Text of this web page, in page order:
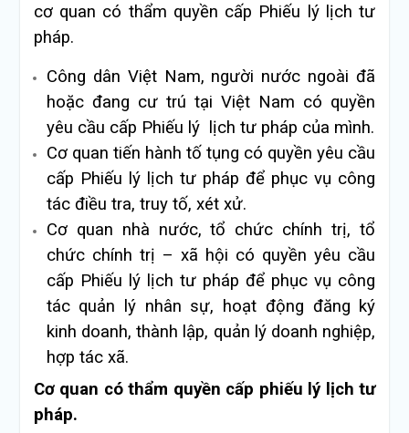
cơ quan có thẩm quyền cấp Phiếu lý lịch tư
pháp.
Công dân Việt Nam, người nước ngoài đã
hoặc đang cư trú tại Việt Nam có quyền
yêu cầu cấp Phiếu lý lịch tư pháp của mình.
Cơ quan tiến hành tố tụng có quyền yêu cầu
cấp Phiếu lý lịch tư pháp để phục vụ công
tác điều tra, truy tố, xét xử.
Cơ quan nhà nước, tổ chức chính trị, tổ
chức chính trị – xã hội có quyền yêu cầu
cấp Phiếu lý lịch tư pháp để phục vụ công
tác quản lý nhân sự, hoạt động đăng ký
kinh doanh, thành lập, quản lý doanh nghiệp,
hợp tác xã.
Cơ quan có thẩm quyền cấp phiếu lý lịch tư
pháp.